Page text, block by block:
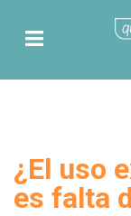
¿El uso
es falta